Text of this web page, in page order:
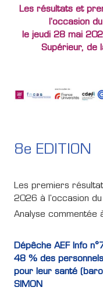
Les résultats et
l'occasion
le jeudi 28 mai
Supérieur, de
8e EDITION
Les premiers
2026 à l'occasion du
Analyse commentée
Dépêche AEF Info
48 % des
pour leur santé
SIMON